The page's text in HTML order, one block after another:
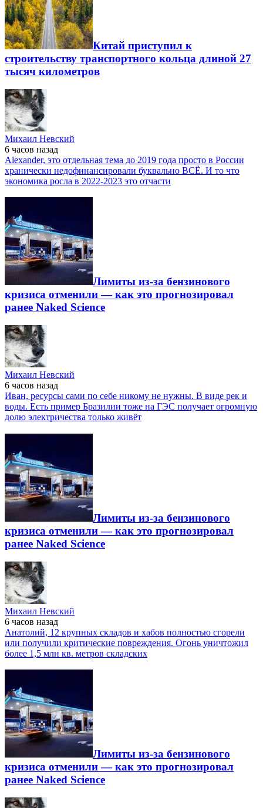
Китай приступил к
строительству транспортного кольца длиной 27
тысяч километров
Михаил Невский
6 часов назад
Alexander, это отдельная тема до 2019 года просто в России
хранически недофинансировали буквально ВСЁ. И то что
экономика росла в 2022-2023 это отчасти
Лимиты из-за бензинового
кризиса отменили — как это прогнозировал
ранее Naked Science
Михаил Невский
6 часов назад
Иван, ресурсы сами по себе никому не нужны. В виде рек и
воды. Есть пример Бразилии тоже на ГЭС получает огромную
долю электричества только живёт
Лимиты из-за бензинового
кризиса отменили — как это прогнозировал
ранее Naked Science
Михаил Невский
6 часов назад
Анатолий, 12 крупных складов и хабов полностью сгорели
или получили критические повреждения. Огонь уничтожил
более 1,5 млн кв. метров складских
Лимиты из-за бензинового
кризиса отменили — как это прогнозировал
ранее Naked Science